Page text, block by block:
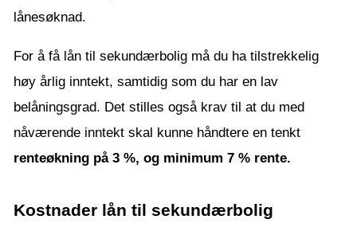
lånesøknad.
For å få lån til sekundærbolig må du ha tilstrekkelig
høy årlig inntekt, samtidig som du har en lav
belåningsgrad. Det stilles også krav til at du med
nåværende inntekt skal kunne håndtere en tenkt
renteøkning på 3 %, og minimum 7 % rente.
Kostnader lån til sekundærbolig